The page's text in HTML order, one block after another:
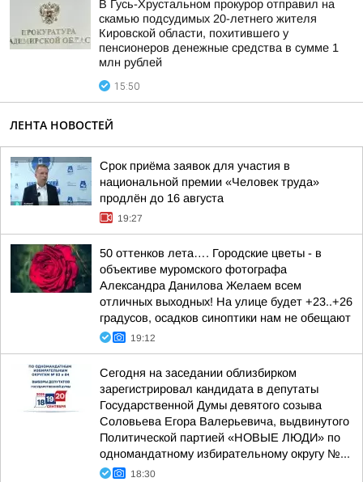
В Гусь-Хрустальном прокурор отправил на
скамью подсудимых 20-летнего жителя
Кировской области, похитившего у
пенсионеров денежные средства в сумме 1
млн рублей
15:50
ЛЕНТА НОВОСТЕЙ
Срок приёма заявок для участия в
национальной премии «Человек труда»
продлён до 16 августа
19:27
50 оттенков лета…. Городские цветы - в
объективе муромского фотографа
Александра Данилова Желаем всем
отличных выходных! На улице будет +23..+26
градусов, осадков синоптики нам не обещают
19:12
Сегодня на заседании облизбирком
зарегистрировал кандидата в депутаты
Государственной Думы девятого созыва
Соловьева Егора Валерьевича, выдвинутого
Политической партией «НОВЫЕ ЛЮДИ» по
одномандатному избирательному округу №...
18:30